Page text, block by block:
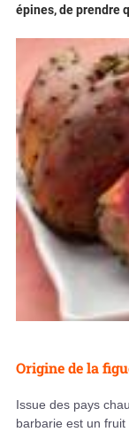
épines, de prendre
Origine de la
Issue des pays
barbarie est un